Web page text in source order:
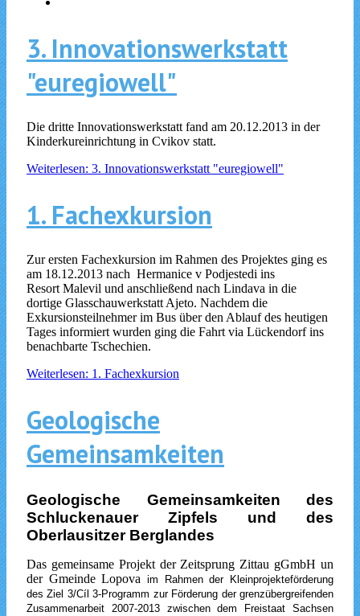
3. Innovationswerkstatt
"euregiowell"
Die dritte Innovationswerkstatt fand am 20.12.2013 in der
Kinderkureinrichtung in Cvikov statt.
Weiterlesen: 3. Innovationswerkstatt "euregiowell"
1. Fachexkursion
Zur ersten Fachexkursion im Rahmen des Projektes ging es
am 18.12.2013 nach Hermanice v Podjestedi ins
Resort Malevil und anschließend nach Lindava in die
dortige Glasschauwerkstatt Ajeto. Nachdem die
Exkursionsteilnehmer im Bus über den Ablauf des heutigen
Tages informiert wurden ging die Fahrt via Lückendorf ins
benachbarte Tschechien.
Weiterlesen: 1. Fachexkursion
Geologische
Gemeinsamkeiten
Geologische Gemeinsamkeiten des
Schluckenauer Zipfels und des
Oberlausitzer Berglandes
Das gemeinsame Projekt der Zeitsprung Zittau gGmbH un
der Gmeinde Lopova im Rahmen der Kleinprojekteförderung
des Ziel 3/Cíl 3-Programm zur Förderung der grenzübergreifenden
Zusammenarbeit 2007-2013 zwischen dem Freistaat Sachsen